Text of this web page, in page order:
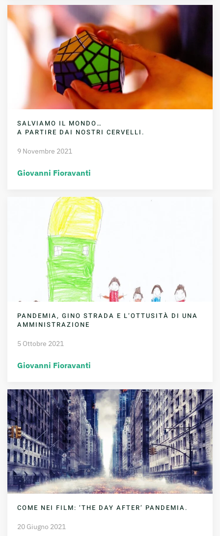
SALVIAMO IL MONDO…
A PARTIRE DAI NOSTRI CERVELLI.
9 Novembre 2021
Giovanni Fioravanti
PANDEMIA, GINO STRADA E L’OTTUSITÀ DI UNA
AMMINISTRAZIONE
5 Ottobre 2021
Giovanni Fioravanti
COME NEI FILM: ‘THE DAY AFTER’ PANDEMIA.
20 Giugno 2021